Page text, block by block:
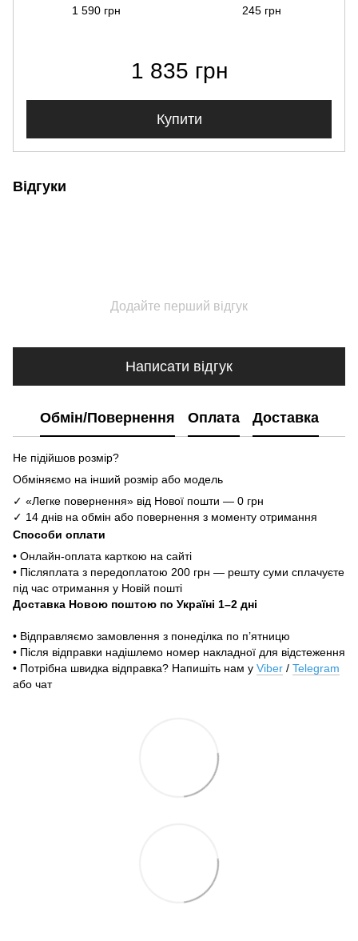
1 590 грн 245 грн
1 835 грн
Купити
Відгуки
Додайте перший відгук
Написати відгук
Обмін/Повернення Оплата Доставка
Не підійшов розмір?
Обміняємо на інший розмір або модель
✓ «Легке повернення» від Нової пошти — 0 грн
✓ 14 днів на обмін або повернення з моменту отримання
Способи оплати
• Онлайн-оплата карткою на сайті
• Післяплата з передоплатою 200 грн — решту суми сплачуєте
під час отримання у Новій пошті
Доставка Новою поштою по Україні 1–2 дні
• Відправляємо замовлення з понеділка по п’ятницю
• Після відправки надішлемо номер накладної для відстеження
• Потрібна швидка відправка? Напишіть нам у Viber / Telegram
або чат